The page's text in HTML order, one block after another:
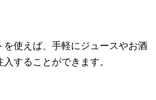
を使えば、手軽にジュースやお酒
することができます。